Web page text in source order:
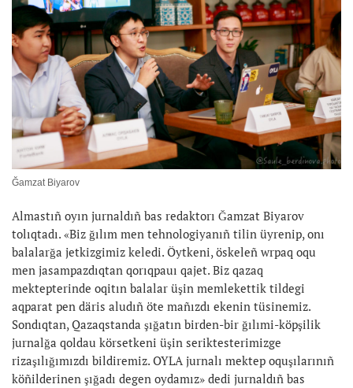
Ğamzat Biyarov
Almastıñ oyın jurnaldıñ bas redaktorı Ğamzat Biyarov
tolıqtadı. «Biz ğılım men tehnologiyanıñ tilin üyrenip, onı
balalarğa jetkizgimiz keledi. Öytkeni, öskeleñ wrpaq oqu
men jasampazdıqtan qorıqpauı qajet. Biz qazaq
mektepterinde oqitın balalar üşin memlekettik tildegi
aqparat pen däris aludıñ öte mañızdı ekenin tüsinemiz.
Sondıqtan, Qazaqstanda şığatın birden-bir ğılımi-köpşilik
jurnalğa qoldau körsetkeni üşin seriktesterimizge
rizaşılığımızdı bildiremiz. OYLA jurnalı mektep oquşılarınıñ
köñilderinen şığadı degen oydamız» dedi jurnaldıñ bas